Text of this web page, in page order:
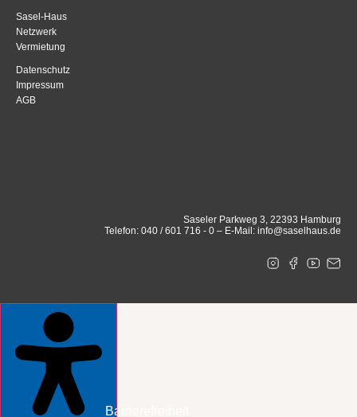
Sasel-Haus
Netzwerk
Vermietung
Datenschutz
Impressum
AGB
Saseler Parkweg 3, 22393 Hamburg
Telefon: 040 / 601 716 - 0 – E-Mail: info@saselhaus.de
Barrierefreiheit